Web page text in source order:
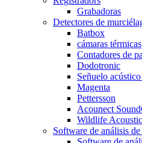
Grabadoras
Detectores de
Batbox
cámaras térmicas
Contadores de
Dodotronic
Señuelo
Magenta
Pettersson
Acounect
Wildlife
Software de análisis